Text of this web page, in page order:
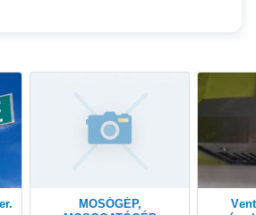
MOSÓGÉP,
Ventilátor javítás